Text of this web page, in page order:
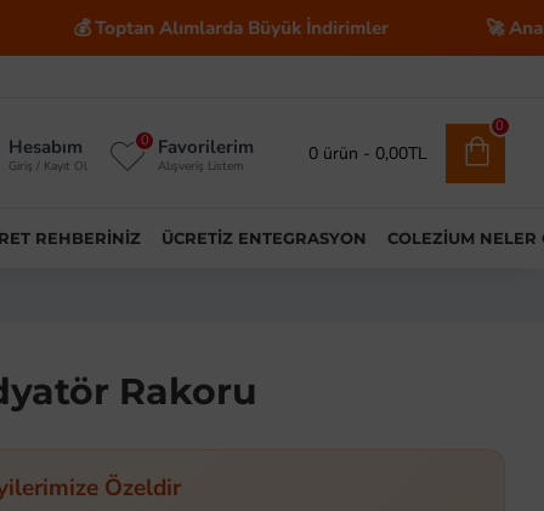
Alımlarda Büyük İndirimler 🚀 Anahtar Teslim
Hesabım
Giriş / Kayıt Ol
Favorilerim
Alışveriş Listem
0
0 ürün - 0,00TL
0
REHBERINIZ ÜCRETIZ ENTEGRASYON COLEZIUM NELER
Rakoru
Özeldir